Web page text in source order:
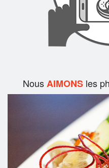
NousAIMONSles